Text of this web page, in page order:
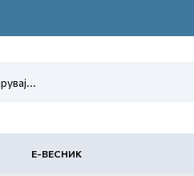
Е-ВЕСНИК